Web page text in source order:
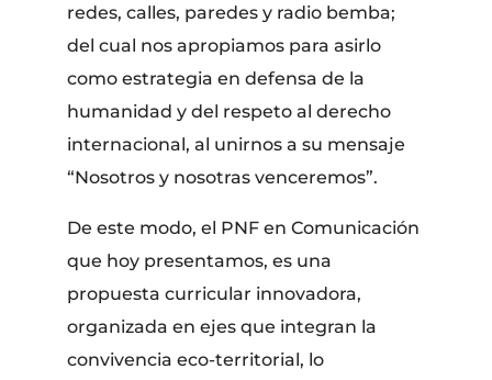
redes, calles, paredes y radio bemba;
del cual nos apropiamos para asirlo
como estrategia en defensa de la
humanidad y del respeto al derecho
internacional, al unirnos a su mensaje
“Nosotros y nosotras venceremos”.
De este modo, el PNF en Comunicación
que hoy presentamos, es una
propuesta curricular innovadora,
organizada en ejes que integran la
convivencia eco-territorial, lo